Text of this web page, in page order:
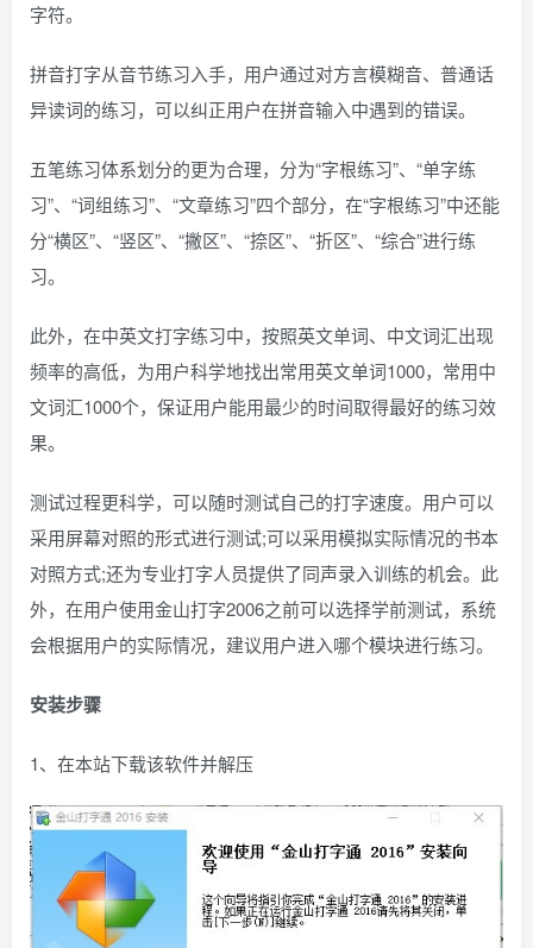
字符。
拼音打字从音节练习入手，用户通过对方言模糊音、普通话
异读词的练习，可以纠正用户在拼音输入中遇到的错误。
五笔练习体系划分的更为合理，分为“字根练习”、“单字练
习”、“词组练习”、“文章练习”四个部分，在“字根练习”中还能
分“横区”、“竖区”、“撇区”、“捺区”、“折区”、“综合”进行练
习。
此外，在中英文打字练习中，按照英文单词、中文词汇出现
频率的高低，为用户科学地找出常用英文单词1000，常用中
文词汇1000个，保证用户能用最少的时间取得最好的练习效
果。
测试过程更科学，可以随时测试自己的打字速度。用户可以
采用屏幕对照的形式进行测试;可以采用模拟实际情况的书本
对照方式;还为专业打字人员提供了同声录入训练的机会。此
外，在用户使用金山打字2006之前可以选择学前测试，系统
会根据用户的实际情况，建议用户进入哪个模块进行练习。
安装步骤
1、在本站下载该软件并解压